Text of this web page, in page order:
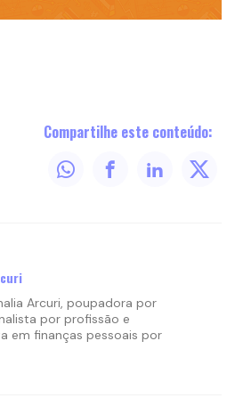
Compartilhe este conteúdo:
Arcuri, poupadora por
por profissão e
em finanças pessoais por